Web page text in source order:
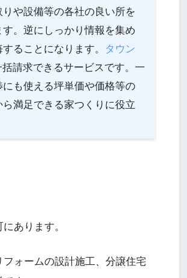
や設備等の各社の良い所を
。逆にしっかり情報を集め
ることになります。
タウン
請求できるサービスです。一
も使える坪単価や価格等の
満足できる家つくりに役立
あります。
ォームの設計施工、分譲住宅